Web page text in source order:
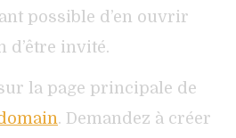
possible d’en ouvrir
d’être invité.
la page principale de
. Demandez à créer